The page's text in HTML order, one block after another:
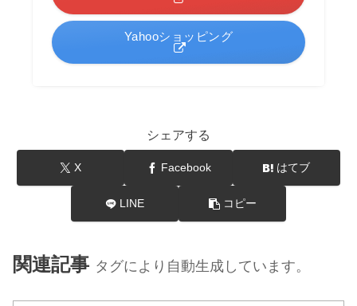
Yahooショッピング
シェアする
X Facebook はてブ
LINE コピー
関連記事 タグにより自動生成しています。